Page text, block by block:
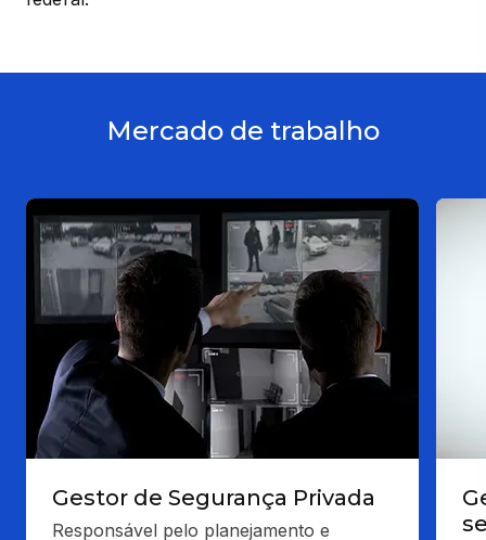
Mercado de trabalho
Gestor de Segurança Privada
Responsável pelo planejamento e